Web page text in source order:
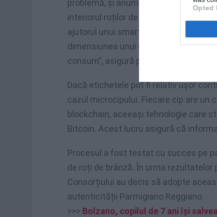
Opted
problemă, și anume
microcipurile
interiorul roților de Parmigiano
ajutorul unui smartphone sau a unui
dimensiunea unui grăunte de nisip,
consum”, asigură producătorii.
Dacă etichetele pot fi relativ ușor
cazul microcipului. Fiecare cip are un
blockchain, aceeași tehnologie care
Bitcoin. Acest lucru asigură că
Procesul a fost testat cu succes pe
de roți de brânză. În urma
Consorțiului au decis să adopte
autenticității Parmigiano Reggiano.
>>> Bolzano, copilul de 7 ani își